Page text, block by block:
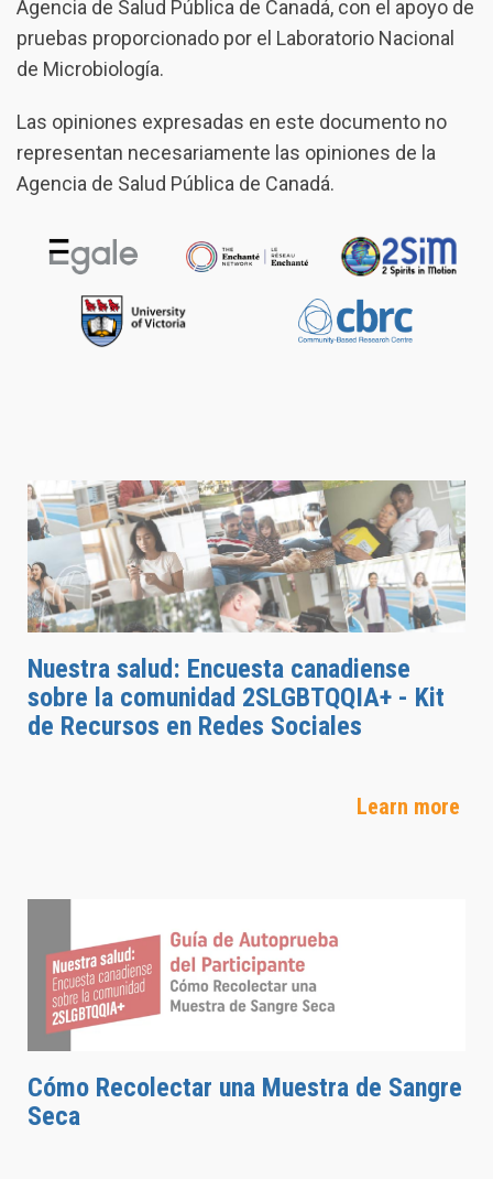
Agencia de Salud Pública de Canadá, con el apoyo de
pruebas proporcionado por el Laboratorio Nacional
de Microbiología.
Las opiniones expresadas en este documento no
representan necesariamente las opiniones de la
Agencia de Salud Pública de Canadá.
Nuestra salud: Encuesta canadiense
sobre la comunidad 2SLGBTQQIA+ - Kit
de Recursos en Redes Sociales
Learn more
Cómo Recolectar una Muestra de Sangre
Seca